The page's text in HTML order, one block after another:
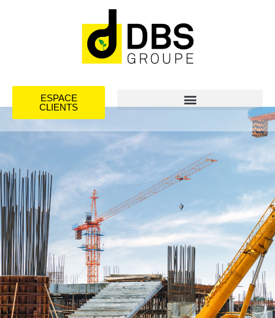
ESPACE
CLIENTS
BTP déchets de
chantier : Collecte,
recyclage et
valorisation